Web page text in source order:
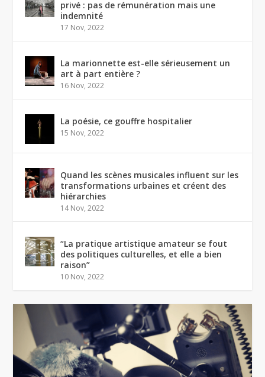
privé : pas de rémunération mais une
indemnité
17 Nov, 2022
La marionnette est-elle sérieusement un
art à part entière ?
16 Nov, 2022
La poésie, ce gouffre hospitalier
15 Nov, 2022
Quand les scènes musicales influent sur les
transformations urbaines et créent des
hiérarchies
14 Nov, 2022
“La pratique artistique amateur se fout
des politiques culturelles, et elle a bien
raison”
10 Nov, 2022